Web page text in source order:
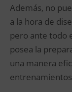
Además, no
a la hora de
pero ante todo
posea la
una manera